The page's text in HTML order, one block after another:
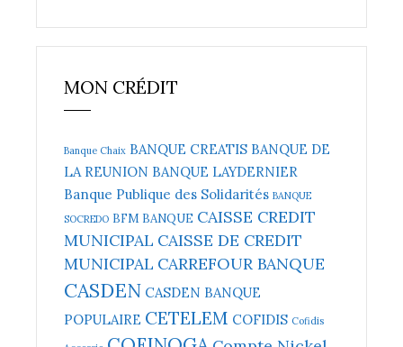
MON CRÉDIT
Banque Chaix BANQUE CREATIS BANQUE DE
LA REUNION BANQUE LAYDERNIER
Banque Publique des Solidarités BANQUE
SOCREDO BFM BANQUE CAISSE CREDIT
MUNICIPAL CAISSE DE CREDIT
MUNICIPAL CARREFOUR BANQUE
CASDEN CASDEN BANQUE
POPULAIRE CETELEM COFIDIS Cofidis